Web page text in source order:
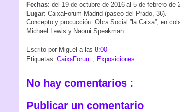
Fechas: del 19 de octubre de 2016 al 5 de febrero de
Lugar: CaixaForum Madrid (paseo del Prado, 36).
Concepto y producción: Obra Social ”la Caixa”, en
Michael Lewis y Naomi Speakman.
Escrito por Miguel a las 8:00
Etiquetas: CaixaForum , Exposiciones
No hay comentarios :
Publicar un comentario